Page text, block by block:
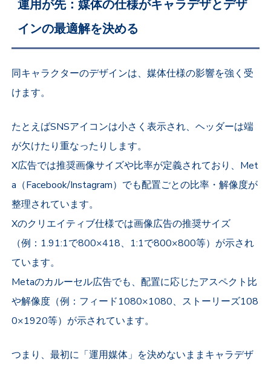
運用が先：媒体の仕様がキャラデザとデザ
インの最適解を決める
同キャラクターのデザインは、媒体仕様の影響を強く受
けます。
たとえばSNSアイコンは小さく表示され、ヘッダーは端
が欠けたり重なったりします。
X広告では推奨画像サイズや比率が定義されており、Met
a（Facebook/Instagram）でも配置ごとの比率・解像度が
整理されています。
Xのクリエイティブ仕様では画像広告の推奨サイズ
（例：1.91:1で800×418、1:1で800×800等）が示され
ています。
Metaのカルーセル広告でも、配置に応じたアスペクト比
や解像度（例：フィード1080×1080、ストーリーズ108
0×1920等）が示されています。
つまり、最初に「運用媒体」を決めないままキャラデザ